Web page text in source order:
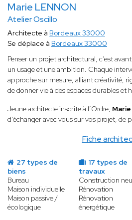
Marie LENNON
Atelier Oscillo
Fiche
Architecte à Bordeaux 33000
Se déplace à Bordeaux 33000
Penser un projet architectural, c’est
un usage et une ambition. Chaque
approche sur mesure, alliant créativité,
de donner vie à des espaces durables et
Jeune architecte inscrite à l’Ordre,
d'échanger avec vous sur vos projet, de
27 types de
biens
Bureau
Maison individuelle
Maison passive /
écologique
17 types de
travaux
Construction
Rénovation
Rénovation
énergétique